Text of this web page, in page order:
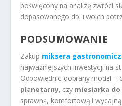
poświęcony na analizę zwróci
dopasowanego do Twoich
PODSUMOWANIE
Zakup miksera
najważniejszych inwestycji na
Odpowiednio dobrany model –
planetarny, czy miesiarka
sprawną, komfortową i